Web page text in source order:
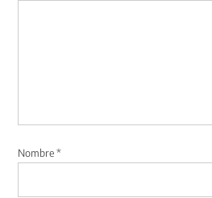
Nombre*